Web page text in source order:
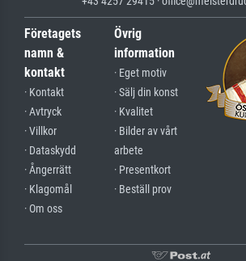
Företagets
namn &
kontakt
· Kontakt
· Avtryck
· Villkor
· Dataskydd
· Ångerrätt
· Klagomål
· Om oss
Övrig
information
· Eget motiv
· Sälj din konst
· Kvalitet
· Bilder av vårt
arbete
· Presentkort
· Beställ prov